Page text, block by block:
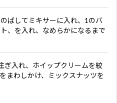
ばしてミキサーに入れ、1のバ
、を入れ、なめらかになるまで
ぎ入れ、ホイップクリームを絞
まわしかけ、ミックスナッツを